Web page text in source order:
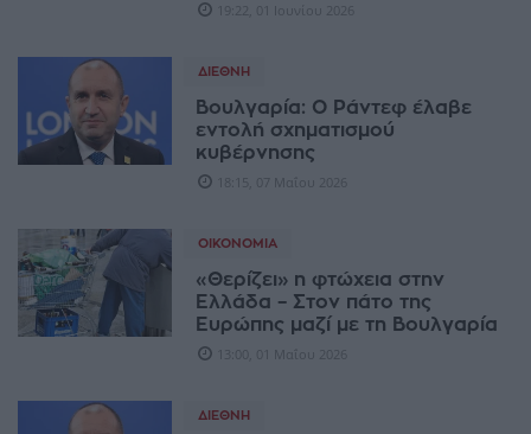
19:22, 01 Ιουνίου 2026
ΔΙΕΘΝΉ
Βουλγαρία: Ο Ράντεφ έλαβε
εντολή σχηματισμού
κυβέρνησης
18:15, 07 Μαΐου 2026
ΟΙΚΟΝΟΜΊΑ
«Θερίζει» η φτώχεια στην
Ελλάδα – Στον πάτο της
Ευρώπης μαζί με τη Βουλγαρία
13:00, 01 Μαΐου 2026
ΔΙΕΘΝΉ